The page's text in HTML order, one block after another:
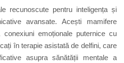
recunoscute pentru inteligența și
avansate. Acești mamifere
emoționale puternice cu
în terapie asistată de delfini, care
asupra sănătății mentale a